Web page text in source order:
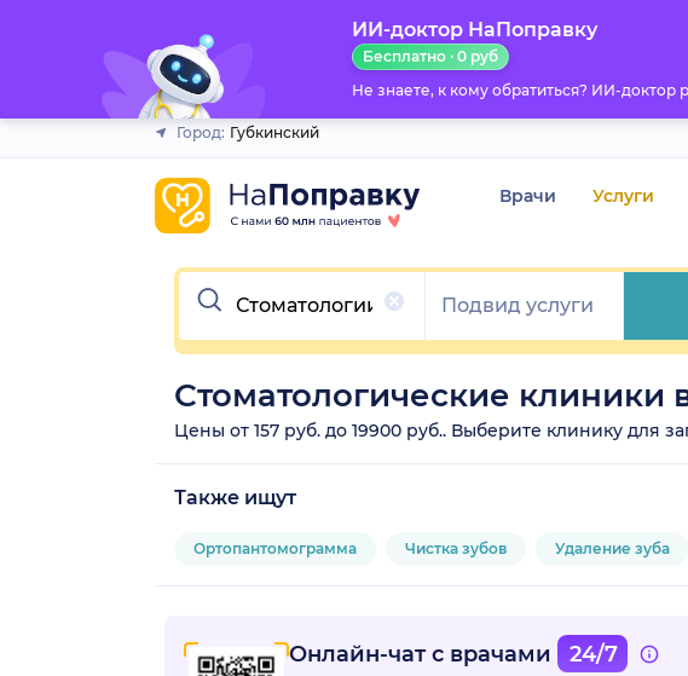
ИИ-доктор НаПоправку
Бесплатно · 0 руб
Не знаете, к кому обратиться? ИИ-
Город: Губкинский
Врачи Услуги
Очистить
Стоматологические клиники
Цены от 157 руб. до 19900 руб.. Выберите клинику для
Также ищут
Ортопантомограмма Чистка зубов Удаление зуба
Онлайн-чат с врачами 24/7